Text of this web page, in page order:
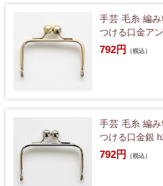
手芸 毛糸 編
つける口金ア
792円 （税込）
手芸 毛糸 編
つける口金銀
792円 （税込）